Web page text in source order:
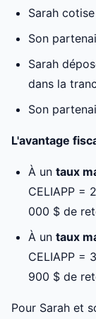
Sarah
Son
Sarah
dans la
Son
L'avantage
À un taux
CELIAPP =
000 $ de
À un taux
CELIAPP =
900 $ de
Pour Sarah et